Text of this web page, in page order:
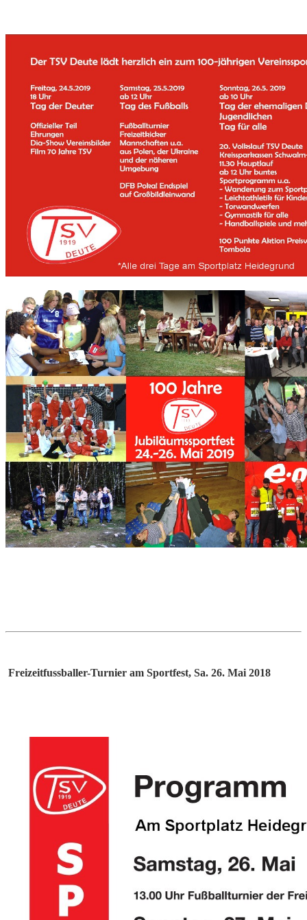
Freizeitfussballer-Turnier am Sportfest, Sa. 26. Mai 2018